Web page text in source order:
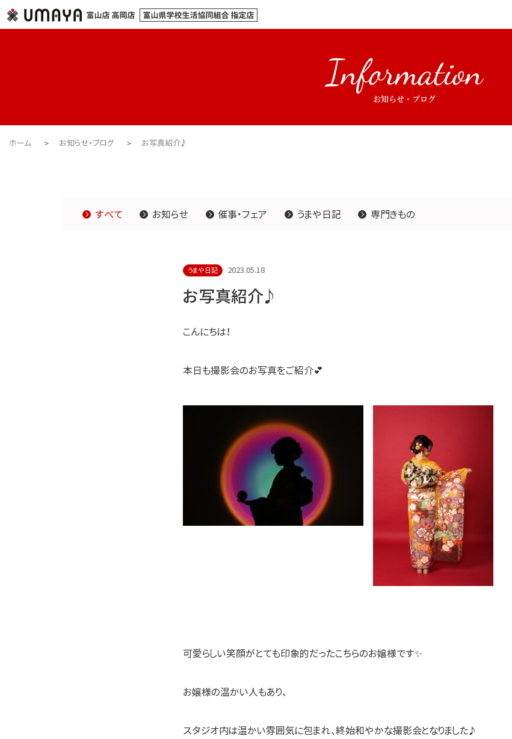
Information
お知らせ・ブログ
ホーム お知らせ・ブログ お写真紹介♪
すべて お知らせ 催事・フェア うまや日記 専門きもの
うまや日記 2023.05.18
お写真紹介♪
こんにちは！
本日も撮影会のお写真をご紹介💕
可愛らしい笑顔がとても印象的だったこちらのお嬢様です✨
お嬢様の温かい人もあり、
スタジオ内は温かい雰囲気に包まれ、終始和やかな撮影会となりました♪